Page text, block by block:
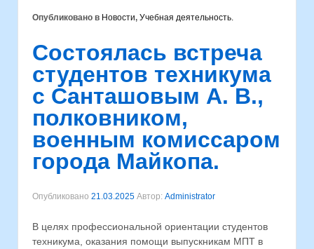
Опубликовано в Новости, Учебная деятельность.
Cостоялась встреча
студентов техникума
с Санташовым А. В.,
полковником,
военным комиссаром
города Майкопа.
Опубликовано 21.03.2025 Автор: Administrator
В целях профессиональной ориентации студентов
техникума, оказания помощи выпускникам МПТ в